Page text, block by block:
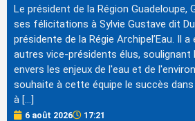
Le président de la Région Guadeloupe,
ses félicitations à Sylvie Gustave dit
présidente de la Régie Archipel’Eau. Il
autres vice-présidents élus, soulignant
envers les enjeux de l'eau et de
souhaite à cette équipe le succès
à […]
6 août 2026 17:21